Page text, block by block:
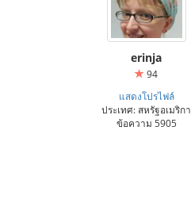
erinja
94
แสดงโปรไฟล์
ประเทศ: สหรัฐอเมริกา
ข้อความ 5905